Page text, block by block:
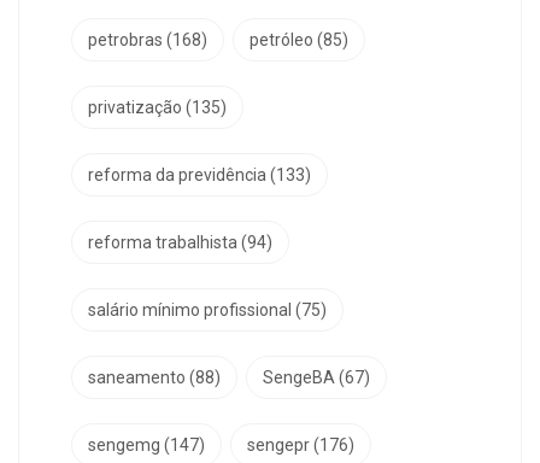
petrobras (168) petróleo (85)
privatização (135)
reforma da previdência (133)
reforma trabalhista (94)
salário mínimo profissional (75)
saneamento (88) SengeBA (67)
sengemg (147) sengepr(176)